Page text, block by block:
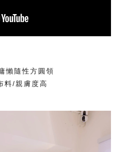
懶隨性方圓領
料/親膚度高